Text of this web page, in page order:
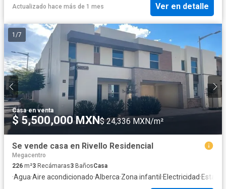
Actualizado hace más de 1 mes Ver en detalle
1 /7
Casa·en venta
$ 5,500,000 MXN$ 24,336 MXN/m²
Se vende casa en Rivello Residencial
Megacentro
226 m²3 Recámaras3 BañosCasa
·Agua·Aire acondicionado·Alberca·Zona infantil ·Electricidad·